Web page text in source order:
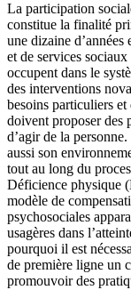
La participation
constitue la finalité
une dizaine
et de services
occupent dans le
des interventions
besoins particuliers
doivent proposer des
d’agir de la
aussi son
tout au long du
Déficience physique
modèle de
psychosociales
usagères dans
pourquoi il est
de première ligne un
promouvoir des